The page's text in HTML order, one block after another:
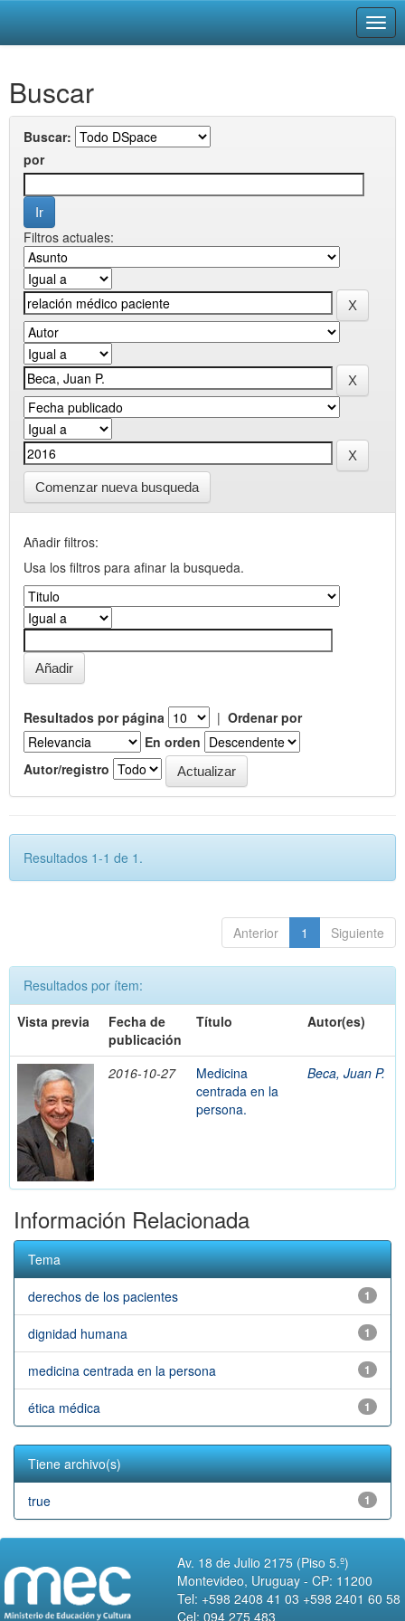
navigation
Buscar
Buscar:
por
Filtros actuales:
Comenzar nueva busqueda
Añadir filtros:
Usa los filtros para afinar la busqueda.
Resultados por página | Ordenar por
En orden
Autor/registro
Resultados 1-1 de 1.
Anterior 1 Siguiente
Resultados por ítem:
Vista previa
Fecha de
publicación
Título Autor(es)
2016-10-27
Medicina
centrada en la
persona.
Beca, Juan P.
Información Relacionada
Tema
1
derechos de los pacientes
1
dignidad humana
1
medicina centrada en la persona
1
ética médica
Tiene archivo(s)
1
true
Av. 18 de Julio 2175 (Piso 5.º)
Montevideo, Uruguay - CP: 11200
Tel: +598 2408 41 03 +598 2401 60 58
Cel: 094 275 483